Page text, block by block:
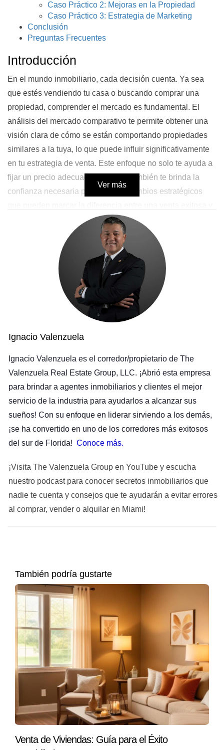
Caso Práctico 2: Mejoras en la Propiedad
Caso Práctico 3: Estrategia de Marketing
Conclusión
Preguntas Frecuentes
Introducción
En el mundo inmobiliario, cada decisión cuenta. Ya sea
que estés vendiendo tu casa o buscando comprar una
propiedad, comprender el mercado es fundamental. El
análisis del mercado comparativo te permite obtener una
visión clara de cómo se están comportando propiedades
similares a la tuya, lo que puede influir significativamente
en tu estrategia de venta. Este enfoque no solo te ayuda a
fijar un precio adecuado, sino que también te brinda la
confianza necesaria para realizar cambios estratégicos
una propiedad estancada en el mercado.
Importancia del Análisis del Mercado
Comparativo
Realizar un análisis exhaustivo del mercado comparativo
antes de hacer cambios drásticos en tu estrategia de venta
es crucial por varias razones. En primer lugar, te ayuda a
identificar tendencias actuales en el mercado local. Esto
incluye precios promedio, tiempo promedio en el mercado
En segundo lugar, te permite posicionar tu propiedad de
manera efectiva frente a la competencia. Conocer las
fortalezas y debilidades de propiedades similares puede
ayudarte a resaltar lo mejor de tu hogar. Además, este tipo
de análisis puede prevenir errores costosos. Como dice el
viejo refrán: "Es mejor prevenir que lamentar". Si decides
hacer mejoras significativas sin entender primero cómo se
podrías terminar gastando más de lo necesario sin obtener
un retorno adecuado.
Casos Prácticos
descubres que propiedades similares se han vendido
recientemente por un precio inferior al que inicialmente
fijaste para tu casa. En lugar de seguir con un precio
inflado, decides ajustar el precio para alinearlo con las
tendencias actuales del mercado. Esta decisión no solo
atrae más interés, sino que resulta en múltiples ofertas y
finalmente vendes tu casa por encima del nuevo precio
ajustado. Este caso ilustra cómo un simple ajuste puede
tener un impacto significativo en el resultado final.
Caso Práctico 2: Mejoras en la Propiedad
mejoras para aumentar el valor de tu propiedad. Antes de
Ver más
Ignacio Valenzuela
Ignacio Valenzuela es el corredor/propietario de The
Valenzuela Real Estate Group, LLC. ¡Abrió esta empresa
para brindar a agentes inmobiliarios y clientes el mejor
servicio de la industria para ayudarlos a alcanzar sus
sueños! Con su enfoque en liderar sirviendo a los demás,
¡se ha convertido en uno de los corredores más exitosos
del sur de Florida! Conoce más.
¡Visita The Valenzuela Group en YouTube y escucha
nuestro podcast para conocer secretos inmobiliarios que
nadie te cuenta y consejos que te ayudarán a evitar errores
al comprar, vender o alquilar en Miami!
También podría gustarte
Venta de Viviendas: Guía para el Éxito